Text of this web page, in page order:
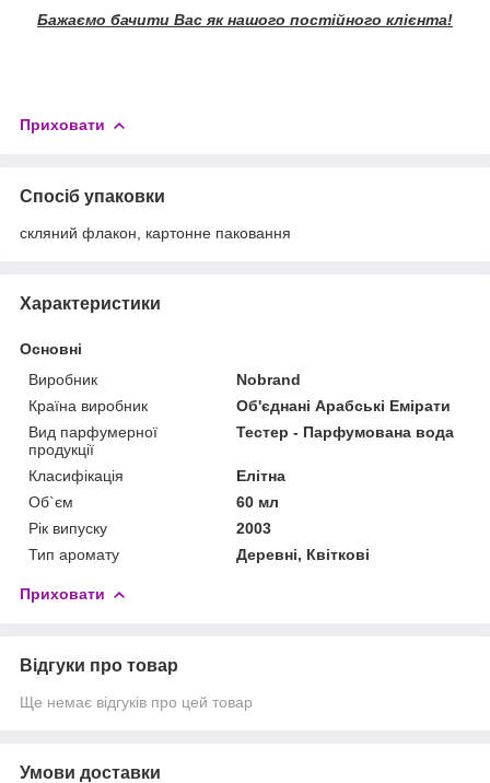
Бажаємо бачити Вас як нашого постійного клієнта!
Приховати
Спосіб упаковки
скляний флакон, картонне паковання
Характеристики
Основні
Виробник
Nobrand
Країна виробник
Об'єднані Арабські Емірати
Вид парфумерної
продукції
Тестер - Парфумована вода
Класифікація
Елітна
Об`єм
60 мл
Рік випуску
2003
Тип аромату
Деревні, Квіткові
Приховати
Відгуки про товар
Ще немає відгуків про цей товар
Умови доставки